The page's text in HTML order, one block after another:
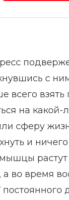
с
всего взять
на какой-
сферу
и
растут
а во время
постоянного